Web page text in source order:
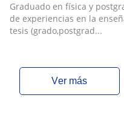
Graduado en física y
de experiencias en la
tesis (grado,postgrad...
ver más